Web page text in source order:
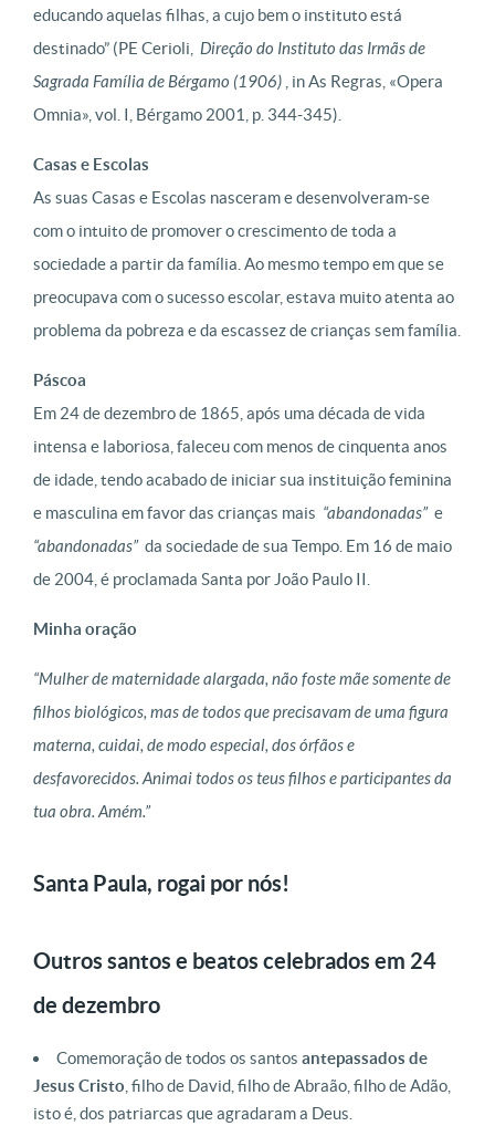
educando aquelas filhas, a cujo bem o instituto está
destinado” (PE Cerioli, Direção do Instituto das Irmãs de
Sagrada Família de Bérgamo (1906) , in As Regras, «Opera
Omnia», vol. I, Bérgamo 2001, p. 344-345).
Casas e Escolas
As suas Casas e Escolas nasceram e desenvolveram-se
com o intuito de promover o crescimento de toda a
sociedade a partir da família. Ao mesmo tempo em que se
preocupava com o sucesso escolar, estava muito atenta ao
problema da pobreza e da escassez de crianças sem família.
Páscoa
Em 24 de dezembro de 1865, após uma década de vida
intensa e laboriosa, faleceu com menos de cinquenta anos
de idade, tendo acabado de iniciar sua instituição feminina
e masculina em favor das crianças mais “abandonadas” e
“abandonadas” da sociedade de sua Tempo. Em 16 de maio
de 2004, é proclamada Santa por João Paulo II.
Minha oração
“Mulher de maternidade alargada, não foste mãe somente de
filhos biológicos, mas de todos que precisavam de uma figura
materna, cuidai, de modo especial, dos órfãos e
desfavorecidos. Animai todos os teus filhos e participantes da
tua obra. Amém.”
Santa Paula, rogai por nós!
Outros santos e beatos celebrados em 24
de dezembro
Comemoração de todos os santos antepassados de
Jesus Cristo , filho de David, filho de Abraão, filho de Adão,
isto é, dos patriarcas que agradaram a Deus.